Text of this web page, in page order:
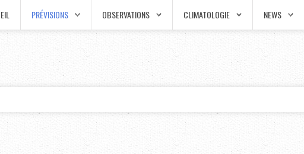
PRÉVISIONS OBSERVATIONS CLIMATOLOGIE NEWS